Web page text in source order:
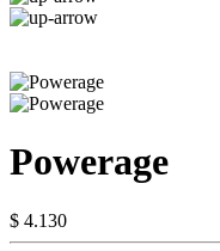
Powerage
$ 4.130